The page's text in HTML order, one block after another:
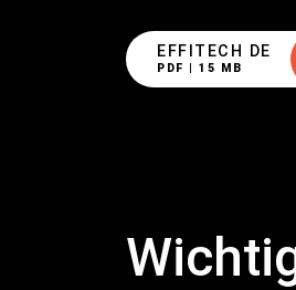
EFFITECH DE
PDF | 15 MB